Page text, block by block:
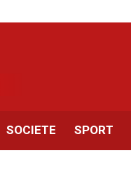
SOCIETE SPORT